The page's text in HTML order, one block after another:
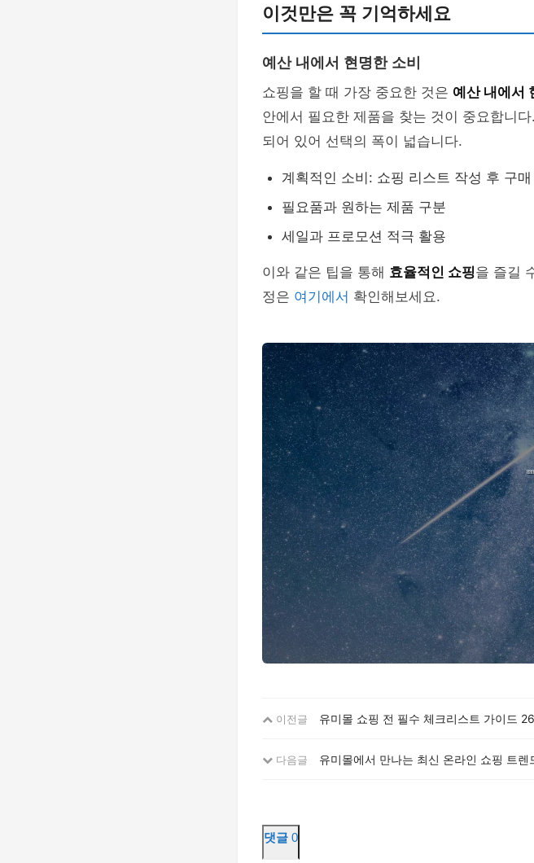
이것만은 꼭 기억하세요
예산 내에서 현명한 소비
쇼핑을 할 때 가장 중요한 것은 예산 내에서
안에서 필요한 제품을 찾는 것이 중요합니
되어 있어 선택의 폭이 넓습니다.
계획적인 소비: 쇼핑 리스트 작성 후 구매
필요품과 원하는 제품 구분
세일과 프로모션 적극 활용
이와 같은 팁을 통해 효율적인 쇼핑을 즐길
정은 여기에서 확인해보세요.
이전글 유미몰 쇼핑 전 필수 체크리스트 가이드
다음글 유미몰에서 만나는 최신 온라인 쇼핑 트렌
댓글 0